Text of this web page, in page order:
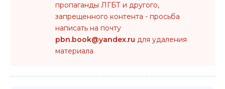
пропаганды ЛГБТ и другого,
запрещенного контента - просьба
написать на почту
pbn.book@yandex.ru для удаления
материала